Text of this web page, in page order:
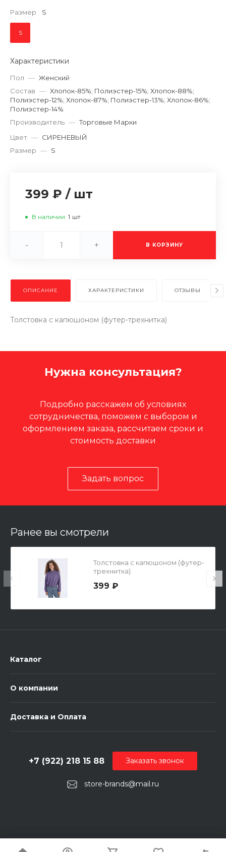
Размер S
S
Характеристики
Пол — Женский
Состав — Хлопок-85%; Полиэстер-15%; Хлопок-88%;
Полиэстер-12%; Хлопок-87%; Полиэстер-13%; Хлопок-86%;
Полиэстер-14%
Производитель — Торговые Марки
Цвет — СИРЕНЕВЫЙ
Размер — S
399 ₽ / шт
В наличии 1 шт
- + В КОРЗИНУ
ОПИСАНИЕ ХАРАКТЕРИСТИКИ ОТЗЫВЫ
Толстовка с капюшоном (футер-трехнитка)
Нужна консультация?
Подробно расскажем об условиях
сотрудничества, поможем с выбором и
оформлением заказа, рассчитаем сроки и
стоимость доставки
Задать вопрос
Ранее вы смотрели
Толстовка с капюшоном (футер-
трехнитка)
399 ₽
Каталог
О компании
Доставка и Оплата
store-brands@mail.ru
+7 (922) 218 15 88 Заказать звонок